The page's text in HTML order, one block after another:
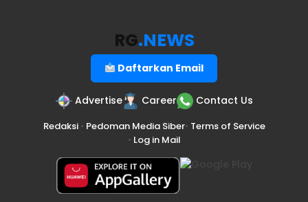
RG.NEWS
Daftarkan Email
Advertise Career Contact Us
Redaksi• Pedoman Media Siber• Terms of Service
• Log in Mail